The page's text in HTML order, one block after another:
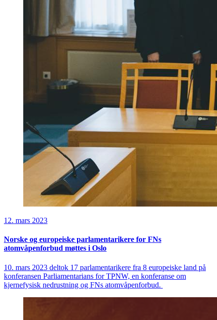
12. mars 2023
Norske og europeiske parlamentarikere for FNs
atomvåpenforbud møttes i Oslo
10. mars 2023 deltok 17 parlamentarikere fra 8 europeiske land på
konferansen Parliamentarians for TPNW, en konferanse om
kjernefysisk nedrustning og FNs atomvåpenforbud.